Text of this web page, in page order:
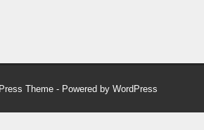
Theme - Powered by WordPress